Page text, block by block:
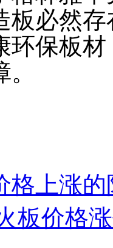
板必然
环保板
格上涨
板价格